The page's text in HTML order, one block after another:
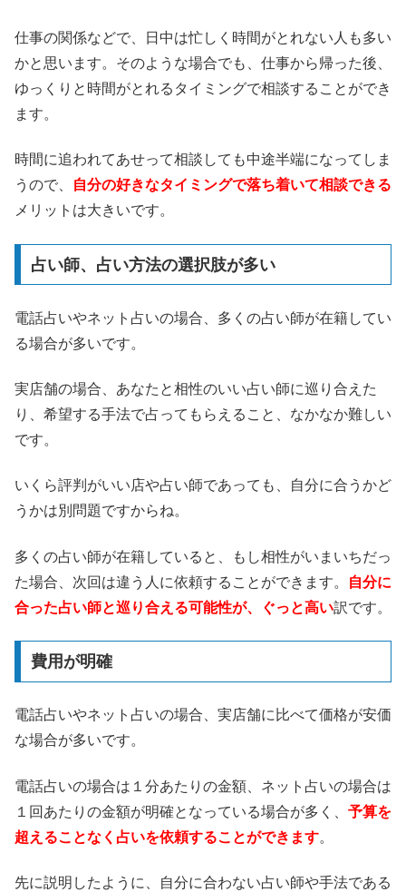
仕事の関係などで、日中は忙しく時間がとれない人も多い
かと思います。そのような場合でも、仕事から帰った後、
ゆっくりと時間がとれるタイミングで相談することができ
ます。
時間に追われてあせって相談しても中途半端になってしま
うので、
自分の好きなタイミングで落ち着いて相談できる
メリットは大きいです。
占い師、占い方法の選択肢が多い
電話占いやネット占いの場合、多くの占い師が在籍してい
る場合が多いです。
実店舗の場合、あなたと相性のいい占い師に巡り合えた
り、希望する手法で占ってもらえること、なかなか難しい
です。
いくら評判がいい店や占い師であっても、自分に合うかど
うかは別問題ですからね。
多くの占い師が在籍していると、もし相性がいまいちだっ
た場合、次回は違う人に依頼することができます。
自分に
合った占い師と巡り合える可能性が、ぐっと高い訳です。
費用が明確
電話占いやネット占いの場合、実店舗に比べて価格が安価
な場合が多いです。
電話占いの場合は１分あたりの金額、ネット占いの場合は
１回あたりの金額が明確となっている場合が多く、 予算を
超えることなく占いを依頼することができます。
先に説明したように、自分に合わない占い師や手法である